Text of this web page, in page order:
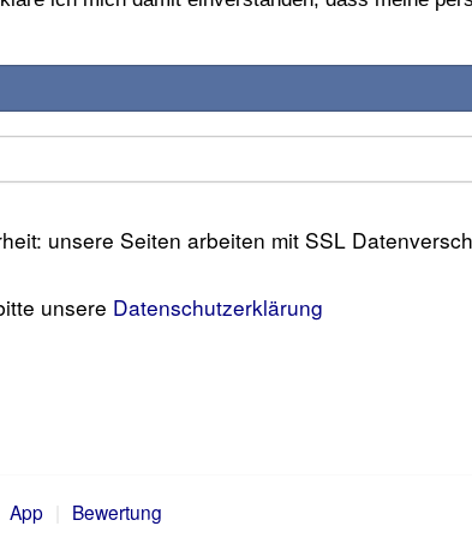
unsere Seiten arbeiten mit SSL
unsere Datenschutzerklärung
App Bewertung